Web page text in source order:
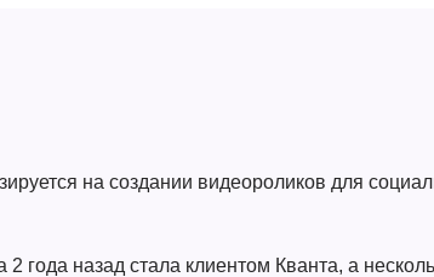
на создании видеороликов для
2 года назад стала клиентом Кванта, а